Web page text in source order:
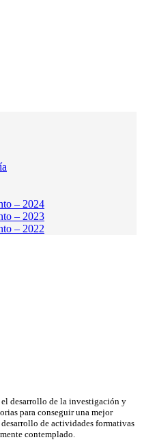
– 2024
– 2023
– 2022
desarrollo de la investigación y
para conseguir una mejor
de actividades formativas
contemplado.